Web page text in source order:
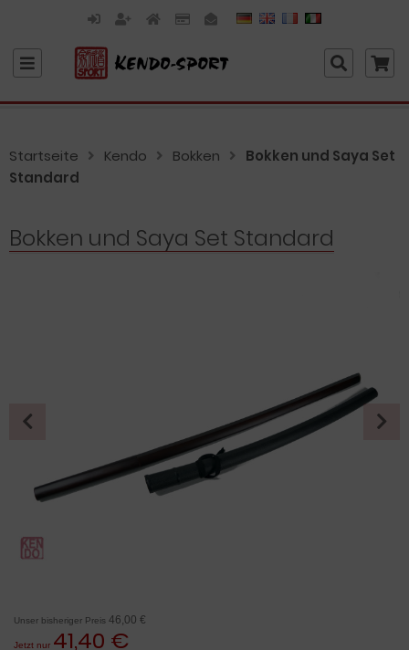
Startseite Kendo Bokken
Bokken und Saya Set
Standard
Bokken und Saya Set Standard
Unser bisheriger Preis 46,00 €
Jetzt nur 41,40 €